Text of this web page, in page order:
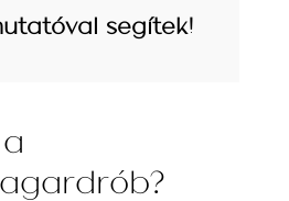
segítek!